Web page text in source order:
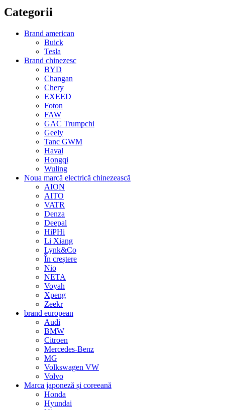
Categorii
Brand american
Buick
Tesla
Brand chinezesc
BYD
Changan
Chery
EXEED
Foton
FAW
GAC Trumpchi
Geely
Tanc GWM
Haval
Hongqi
Wuling
Noua marcă electrică chinezească
AION
AITO
VATR
Denza
Deepal
HiPHi
Li Xiang
Lynk&Co
În creștere
Nio
NETA
Voyah
Xpeng
Zeekr
brand european
Audi
BMW
Citroen
Mercedes-Benz
MG
Volkswagen VW
Volvo
Marca japoneză și coreeană
Honda
Hyundai